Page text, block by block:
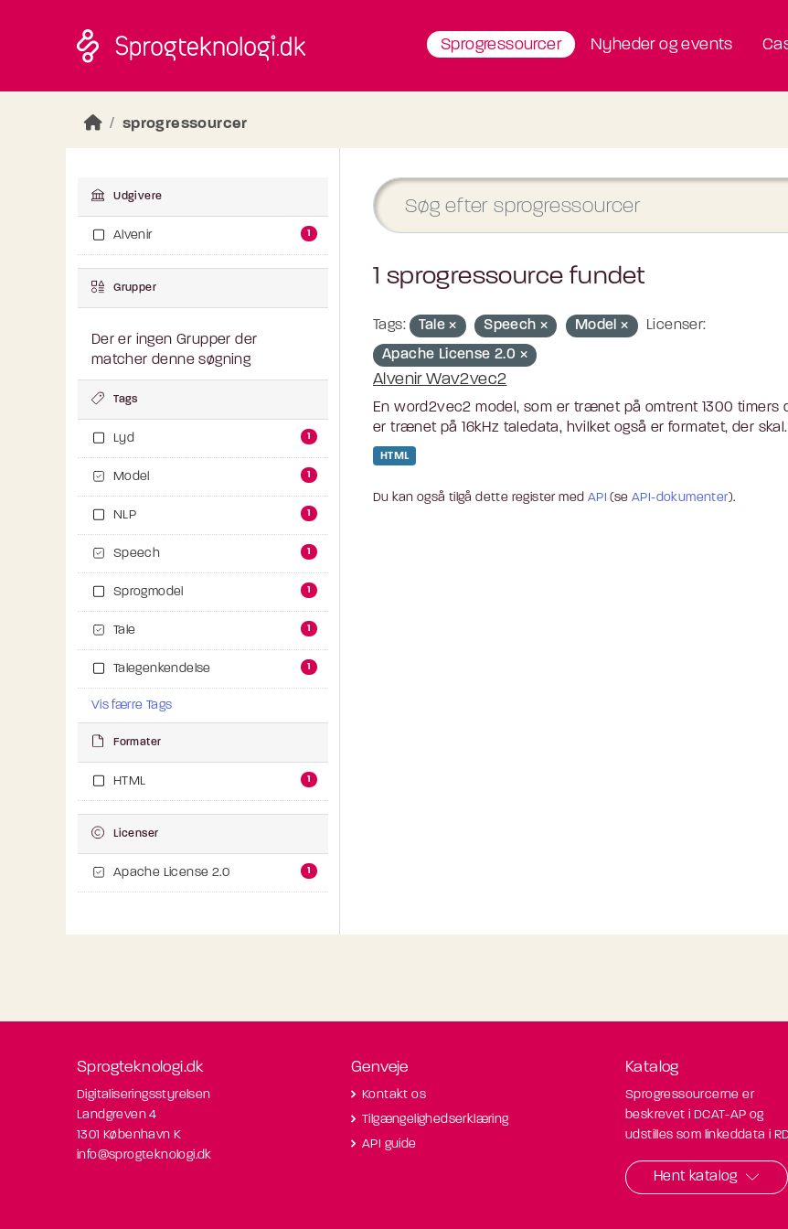
Sprogressourcer Nyheder og events
sprogressourcer
Udgivere
Alvenir 1
Grupper
Der er ingen Grupper der
matcher denne søgning
Tags
Lyd 1
Model 1
NLP 1
Speech 1
Sprogmodel 1
Tale 1
Talegenkendelse 1
Vis færre Tags
Formater
HTML 1
Licenser
Apache License 2.0 1
1 sprogressource fundet
Tags: Tale Speech Model
Licenser:
Apache License 2.0
Alvenir Wav2vec2
En word2vec2 model, som er trænet på omtrent 1300
er trænet på 16kHz taledata, hvilket også er formatet, der
HTML
Du kan også tilgå dette register med API (seAPI-dokumenter).
Sprogteknologi.dk
Digitaliseringsstyrelsen
Landgreven 4
1301 København K
info@sprogteknologi.dk
Genveje
Kontakt os
Tilgængelighedserklæring
API guide
Katalog
Sprogressourcerne er
beskrevet i DCAT-AP og
udstilles som linkeddata i
Hent katalog